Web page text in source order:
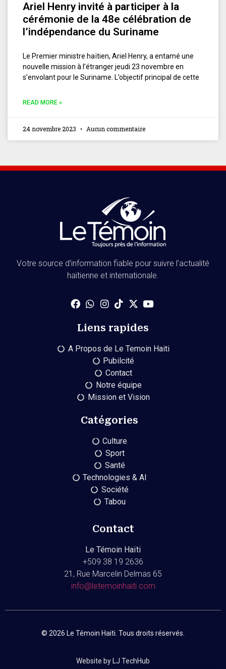
Ariel Henry invité à participer à la
cérémonie de la 48e célébration de
l’indépendance du Suriname
Le Premier ministre haïtien, Ariel Henry, a entamé une
nouvelle mission à l’étranger jeudi 23 novembre en
s’envolant pour le Suriname. L’objectif principal de cette
READ MORE »
24 novembre 2023 Aucun commentaire
Votre source d’information fiable pour suivre l’actualité
haïtienne et internationale.
Liens rapides
A Propos de Le Temoin Haiti
Pubilcité
Contact
Notre équipe
Mission et Vision
Catégories
Culture
Sport
Santé
Technologies & AI
Société
Tabou
Contact
Le Témoin Haïti
+509 38 19 2636
21, Rue Marcelin Delmas 65
info@letemoinhaiti.com
© 2026 Le Témoin Haiti. Tous droits réservés.
Website by LJ TechHub